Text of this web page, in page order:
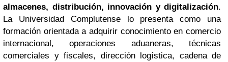
almacenes, distribución, innovación y digitalización.
La Universidad Complutense lo presenta como una
formación orientada a adquirir conocimiento en comercio
internacional, operaciones aduaneras, técnicas
comerciales y fiscales, dirección logística, cadena de